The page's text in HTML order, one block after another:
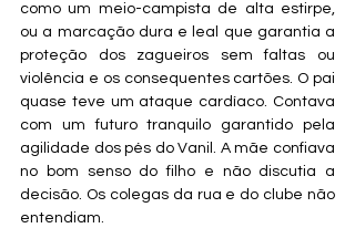
como um meio-campista de alta estirpe,
ou a marcação dura e leal que garantia a
proteção dos zagueiros sem faltas ou
violência e os consequentes cartões. O pai
quase teve um ataque cardíaco. Contava
com um futuro tranquilo garantido pela
agilidade dos pés do Vanil. A mãe confiava
no bom senso do filho e não discutia a
decisão. Os colegas da rua e do clube não
entendiam.